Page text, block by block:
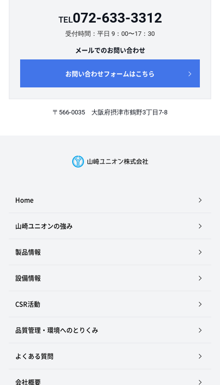
TEL072-633-3312
受付時間：平日 9：00〜17：30
メールでのお問い合わせ
お問い合わせフォームはこちら
〒566-0035 大阪府摂津市鶴野3丁目7-8
Home
山崎ユニオンの強み
製品情報
設備情報
CSR活動
品質管理・環境へのとりくみ
よくある質問
会社概要